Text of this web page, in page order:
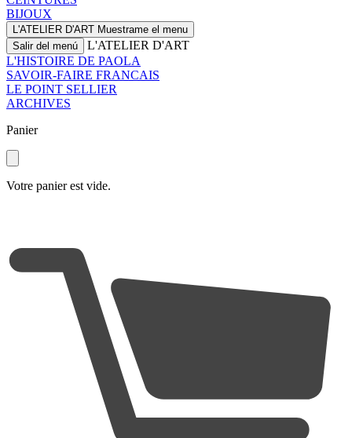
BIJOUX
L'ATELIER D'ART Muestrame el menu
Salir del menú
L'ATELIER D'ART
L'HISTOIRE DE PAOLA
SAVOIR-FAIRE FRANCAIS
LE POINT SELLIER
ARCHIVES
Panier
Votre panier est vide.